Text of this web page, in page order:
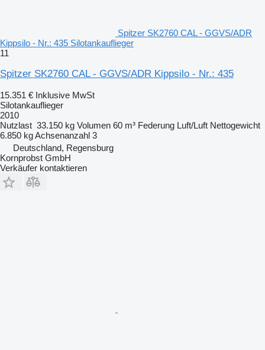
Spitzer SK2760 CAL - GGVS/ADR
Kippsilo - Nr.: 435 Silotankauflieger
11
Spitzer SK2760 CAL - GGVS/ADR Kippsilo - Nr.: 435
15.351 € Inklusive MwSt
Silotankauflieger
2010
Nutzlast 33.150 kg Volumen 60 m³ Federung Luft/Luft Nettogewicht
6.850 kgAchsenanzahl 3
Deutschland, Regensburg
Kornprobst GmbH
Verkäufer kontaktieren